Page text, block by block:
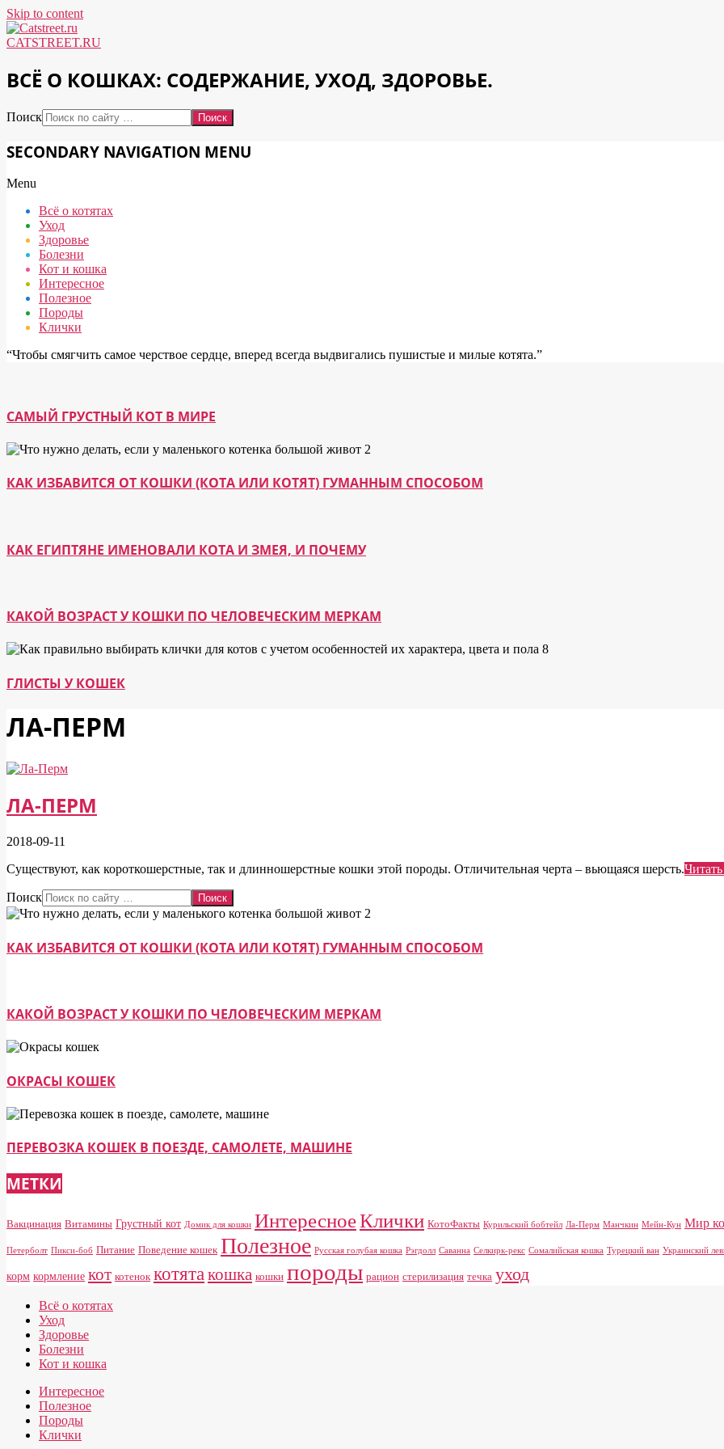
Skip to content
CATSTREET.RU
ВСЁ О КОШКАХ: СОДЕРЖАНИЕ, УХОД, ЗДОРОВЬЕ.
Поиск
SECONDARY NAVIGATION MENU
Menu
Всё о котятах
Уход
Здоровье
Болезни
Кот и кошка
Интересное
Полезное
Породы
Клички
“Чтобы смягчить самое черствое сердце, вперед всегда выдвигались пушистые и милые котята.”
САМЫЙ ГРУСТНЫЙ КОТ В МИРЕ
КАК ИЗБАВИТСЯ ОТ КОШКИ (КОТА ИЛИ КОТЯТ) ГУМАННЫМ СПОСОБОМ
КАК ЕГИПТЯНЕ ИМЕНОВАЛИ КОТА И ЗМЕЯ, И ПОЧЕМУ
КАКОЙ ВОЗРАСТ У КОШКИ ПО ЧЕЛОВЕЧЕСКИМ МЕРКАМ
ГЛИСТЫ У КОШЕК
ЛА-ПЕРМ
ЛА-ПЕРМ
2018-09-11
Существуют, как короткошерстные, так и длинношерстные кошки этой породы. Отличительная черта – вьющаяся шерсть.
Поиск
КАК ИЗБАВИТСЯ ОТ КОШКИ (КОТА ИЛИ КОТЯТ) ГУМАННЫМ СПОСОБОМ
КАКОЙ ВОЗРАСТ У КОШКИ ПО ЧЕЛОВЕЧЕСКИМ МЕРКАМ
ОКРАСЫ КОШЕК
ПЕРЕВОЗКА КОШЕК В ПОЕЗДЕ, САМОЛЕТЕ, МАШИНЕ
МЕТКИ
Вакцинация Витамины Грустный кот Домик для кошки ИнтересноеКлички КотоФакты Курильский бобтейл Ла-Перм Манчкин Мейн-Кун Мир
Петерболт Пикси-боб Питание Поведение кошек Полезное Русская голубая кошка Рэгдолл Саванна Селкирк-рекс Сомалийская кошка Турецкий ван Украинский
корм кормление кот котенок котята кошка кошки породы рацион стерилизация течка уход
Всё о котятах
Уход
Здоровье
Болезни
Кот и кошка
Интересное
Полезное
Породы
Клички